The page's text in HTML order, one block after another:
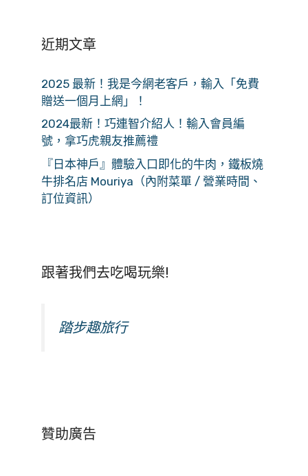
近期文章
2025 最新！我是今網老客戶，輸入「免費
贈送一個月上網」！
2024最新！巧連智介紹人！輸入會員編
號，拿巧虎親友推薦禮
『日本神戶』體驗入口即化的牛肉，鐵板燒
牛排名店 Mouriya（內附菜單 / 營業時間、
訂位資訊）
跟著我們去吃喝玩樂!
踏步趣旅行
贊助廣告